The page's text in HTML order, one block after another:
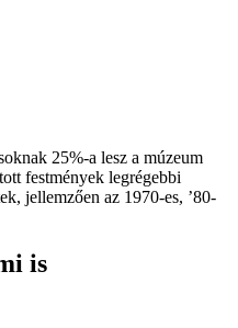
25%-a lesz a múzeum
festmények legrégebbi
jellemzően az 1970-es, ’80-
is